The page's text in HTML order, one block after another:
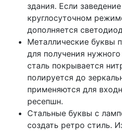
здания. Если
круглосуточном
дополняется
Металлические буквы
для получения
сталь покрывается
полируется до
применяются для
ресепшн.
Стальные буквы с
создать ретро стиль.